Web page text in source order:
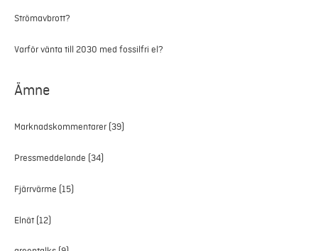
Strömavbrott?
Varför vänta till 2030 med fossilfri el?
Ämne
Marknadskommentarer (39)
Pressmeddelande (34)
Fjärrvärme (15)
Elnät (12)